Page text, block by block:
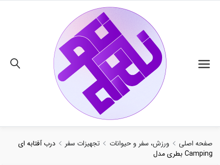
صفحه اصلی ورزش، سفر و حیوانات تجهیزات سفر
درب آفتابه ای
بطری مدل Camping